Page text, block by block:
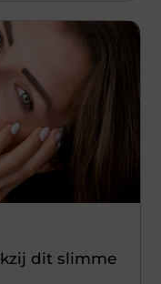
dit slimme